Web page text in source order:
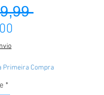
Preço normal
Primeira Compra
*